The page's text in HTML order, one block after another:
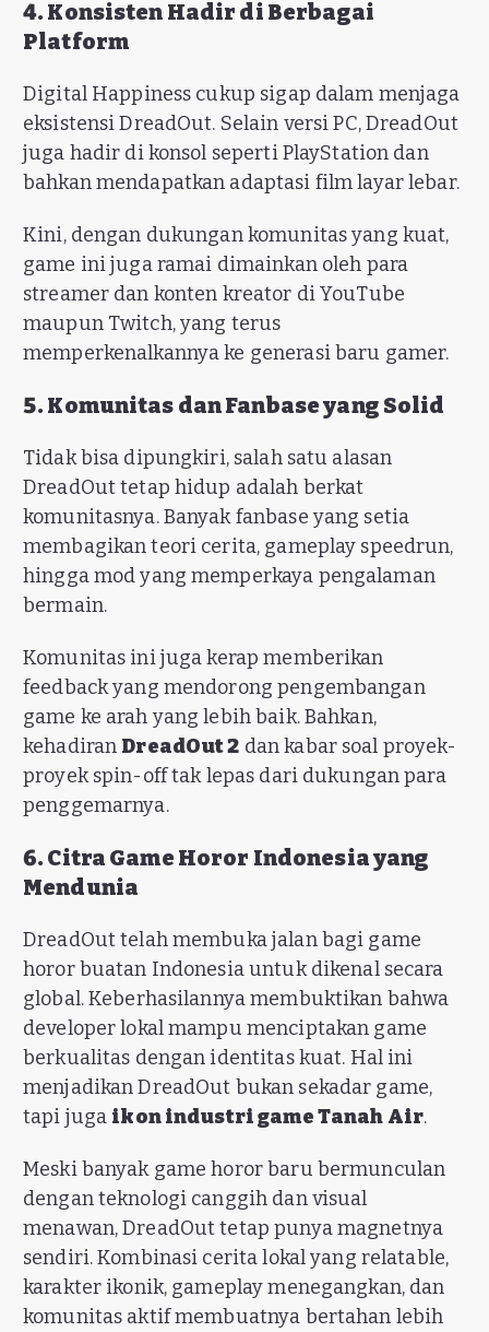
4. Konsisten Hadir di Berbagai
Platform
Digital Happiness cukup sigap dalam menjaga
eksistensi DreadOut. Selain versi PC, DreadOut
juga hadir di konsol seperti PlayStation dan
bahkan mendapatkan adaptasi film layar lebar.
Kini, dengan dukungan komunitas yang kuat,
game ini juga ramai dimainkan oleh para
streamer dan konten kreator di YouTube
maupun Twitch, yang terus
memperkenalkannya ke generasi baru gamer.
5. Komunitas dan Fanbase yang Solid
Tidak bisa dipungkiri, salah satu alasan
DreadOut tetap hidup adalah berkat
komunitasnya. Banyak fanbase yang setia
membagikan teori cerita, gameplay speedrun,
hingga mod yang memperkaya pengalaman
bermain.
Komunitas ini juga kerap memberikan
feedback yang mendorong pengembangan
game ke arah yang lebih baik. Bahkan,
kehadiran DreadOut 2 dan kabar soal proyek-
proyek spin-off tak lepas dari dukungan para
penggemarnya.
6. Citra Game Horor Indonesia yang
Mendunia
DreadOut telah membuka jalan bagi game
horor buatan Indonesia untuk dikenal secara
global. Keberhasilannya membuktikan bahwa
developer lokal mampu menciptakan game
berkualitas dengan identitas kuat. Hal ini
menjadikan DreadOut bukan sekadar game,
tapi juga ikon industri game Tanah Air.
Meski banyak game horor baru bermunculan
dengan teknologi canggih dan visual
menawan, DreadOut tetap punya magnetnya
sendiri. Kombinasi cerita lokal yang relatable,
karakter ikonik, gameplay menegangkan, dan
komunitas aktif membuatnya bertahan lebih